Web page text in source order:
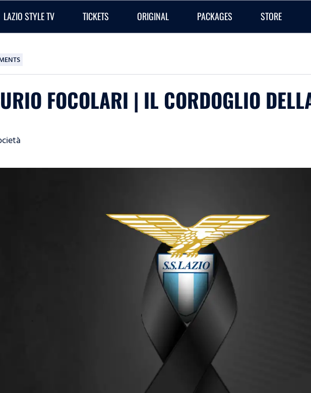
LAZIO STYLE TV TICKETS ORIGINAL PACKAGES STORE
FOCOLARI | IL CORDOGLIO